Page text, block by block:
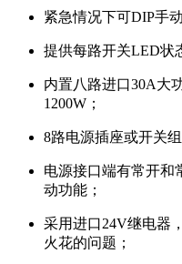
紧急情况下可DIP手
提供每路开关LED状
内置八路进口30A大
1200W；
8路电源插座或开关
电源接口端有常开和
动功能；
采用进口24V继电器
火花的问题；